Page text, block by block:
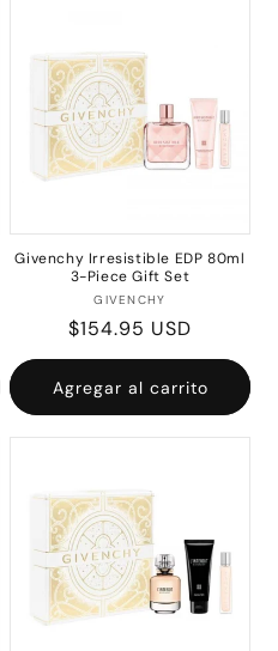
Givenchy Irresistible EDP 80ml
3-Piece Gift Set
Proveedor:
GIVENCHY
Precio
habitual
$154.95 USD
Agregar al carrito